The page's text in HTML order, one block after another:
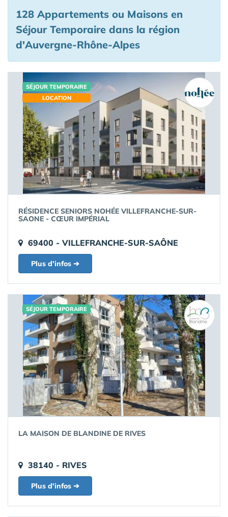
128 Appartements ou Maisons en
Séjour Temporaire dans la région
d'Auvergne-Rhône-Alpes
SÉJOUR TEMPORAIRE
LOCATION
RÉSIDENCE SENIORS NOHÉE VILLEFRANCHE-SUR-
SAONE - CŒUR IMPÉRIAL
69400 - VILLEFRANCHE-SUR-SAÔNE
Plus d'infos ➔
SÉJOUR TEMPORAIRE
LA MAISON DE BLANDINE DE RIVES
38140 - RIVES
Plus d'infos ➔